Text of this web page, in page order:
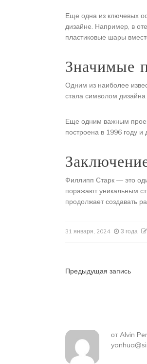
Еще одна из ключевых
дизайне. Например, в
пластиковые шары
Значимые
Одним из наиболее
стала символом дизайна
Еще одним важным
построена в 1996 году
Филлипп Старк — это
поражают уникальным
продолжает создавать
31 января, 2024 3 года
Навигация
Предыдущая запись
отAlvin